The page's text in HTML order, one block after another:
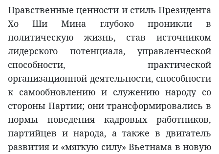
Нравственные ценности и стиль Президента
Хо Ши Мина глубоко проникли в
политическую жизнь, став источником
лидерского потенциала, управленческой
способности, практической
организационной деятельности, способности
к самообновлению и служению народу со
стороны Партии; они трансформировались в
нормы поведения кадровых работников,
партийцев и народа, а также в двигатель
развития и «мягкую силу» Вьетнама в новую